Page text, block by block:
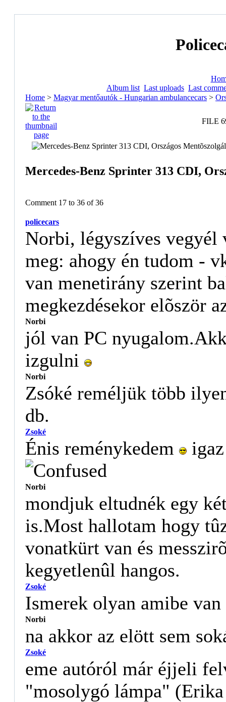
Album list Last uploads Last
Home > Magyar mentőautók - Hungarian ambulancecars >
FILE
Mercedes-Benz Sprinter 313 CDI,
Comment 17 to 36 of 36
policecars
Norbi, légyszíves vegyél
meg: ahogy én tudom -
van menetirány szerint
megkezdésekor elõször
Norbi
jól van PC
izgulni
Norbi
Zsóké reméljük több
db.
Zsoké
Énis reménykedem
Norbi
mondjuk eltudnék egy
is.Most hallotam hogy
vonatkürt van és
kegyetlenûl hangos.
Zsoké
Ismerek olyan amibe van
Norbi
na akkor az elött sem
Zsoké
eme autóról már éjjeli
"mosolygó lámpa"